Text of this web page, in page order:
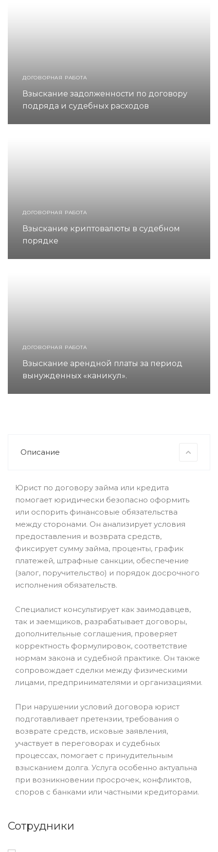
ДОГОВОРНАЯ РАБОТА
Взыскание задолженности по договору
подряда и судебных расходов
ДОГОВОРНАЯ РАБОТА
Взыскание криптовалюты в судебном
порядке
ДОГОВОРНАЯ РАБОТА
Взыскание арендной платы за период
вынужденных «каникул».
Описание
Юрист по договору займа или кредита
помогает юридически безопасно оформить
или оспорить финансовые обязательства
между сторонами. Он анализирует условия
предоставления и возврата средств,
фиксирует сумму займа, проценты, график
платежей, штрафные санкции, обеспечение
(залог, поручительство) и порядок досрочного
исполнения обязательств.
Специалист консультирует как заимодавцев,
так и заемщиков, разрабатывает договоры,
дополнительные соглашения, проверяет
корректность формулировок, соответствие
нормам закона и судебной практике. Он также
сопровождает сделки между физическими
лицами, предпринимателями и организациями.
При нарушении условий договора юрист
подготавливает претензии, требования о
возврате средств, исковые заявления,
участвует в переговорах и судебных
процессах, помогает с принудительным
взысканием долга. Услуга особенно актуальна
при возникновении просрочек, конфликтов,
споров с банками или частными кредиторами.
Сотрудники